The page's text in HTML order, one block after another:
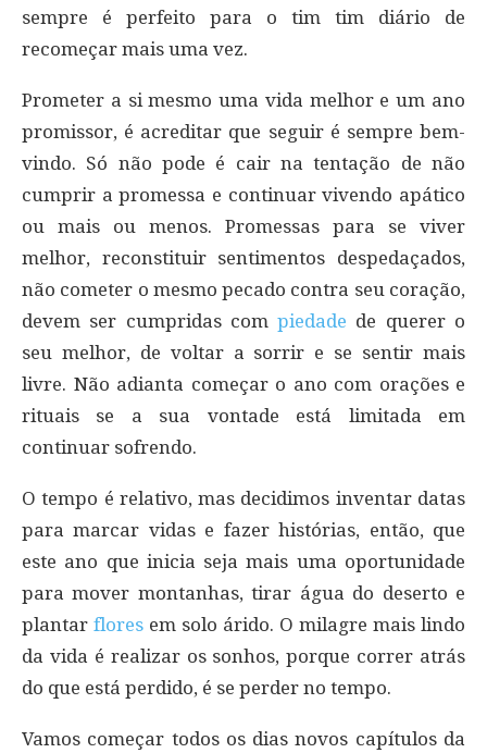
sempre é perfeito para o tim tim diário de
recomeçar mais uma vez.
Prometer a si mesmo uma vida melhor e um ano
promissor, é acreditar que seguir é sempre bem-
vindo. Só não pode é cair na tentação de não
cumprir a promessa e continuar vivendo apático
ou mais ou menos. Promessas para se viver
melhor, reconstituir sentimentos despedaçados,
não cometer o mesmo pecado contra seu coração,
devem ser cumpridas compiedade de querer o
seu melhor, de voltar a sorrir e se sentir mais
livre. Não adianta começar o ano com orações e
rituais se a sua vontade está limitada em
continuar sofrendo.
O tempo é relativo, mas decidimos inventar datas
para marcar vidas e fazer histórias, então, que
este ano que inicia seja mais uma oportunidade
para mover montanhas, tirar água do deserto e
plantar flores em solo árido. O milagre mais lindo
da vida é realizar os sonhos, porque correr atrás
do que está perdido, é se perder no tempo.
Vamos começar todos os dias novos capítulos da